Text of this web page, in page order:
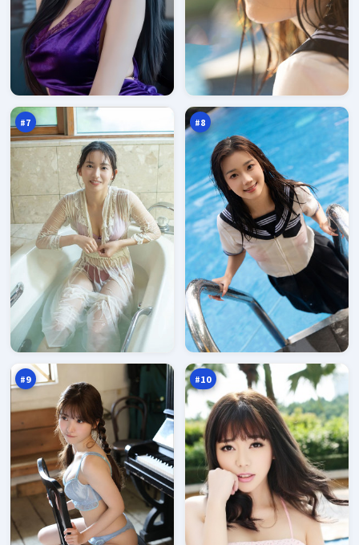
#7
冷
疑
云
95
万
#8
苍
梧
界
95
万
#9
城
市
潜
伏
95
万
#10
紫
电
营
救
95
万